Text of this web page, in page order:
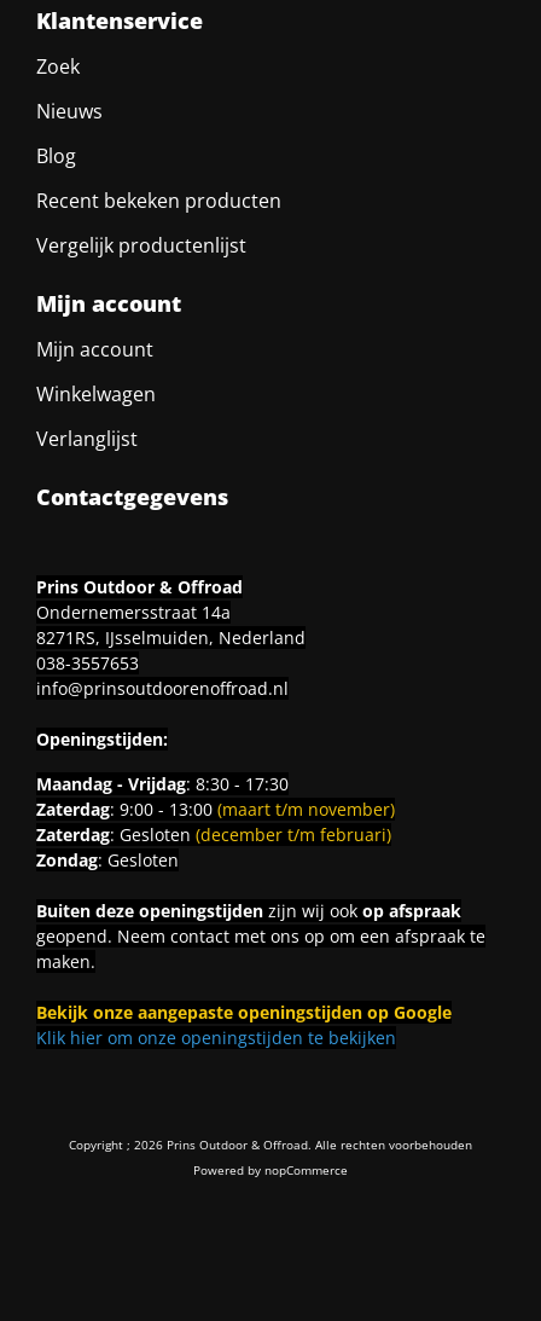
Klantenservice
Zoek
Nieuws
Blog
Recent bekeken producten
Vergelijk productenlijst
Mijn account
Mijn account
Winkelwagen
Verlanglijst
Contactgegevens
Prins Outdoor & Offroad
Ondernemersstraat 14a
8271RS, IJsselmuiden, Nederland
038-3557653
info@prinsoutdoorenoffroad.nl
Openingstijden:
Maandag - Vrijdag: 8:30 - 17:30
Zaterdag: 9:00 - 13:00 (maart t/m november)
Zaterdag: Gesloten (december t/m februari)
Zondag: Gesloten
Buiten deze openingstijdenzijn wij ook op afspraak
geopend. Neem contact met ons op om een afspraak te
maken.
Bekijk onze aangepaste openingstijden op Google
Klik hier om onze openingstijden te bekijken
Copyright ; 2026 Prins Outdoor & Offroad. Alle rechten voorbehouden
Powered by nopCommerce